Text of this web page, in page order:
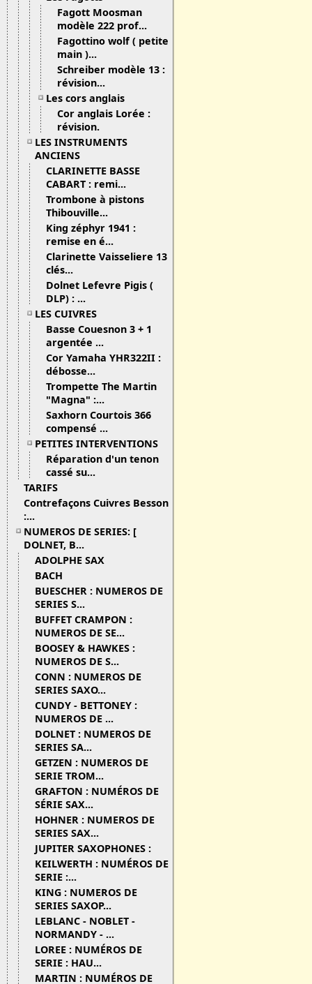
Fagott Moosman
modèle 222 prof...
Fagottino wolf ( petite
main )...
Schreiber modèle 13 :
révision...
Les cors anglais
Cor anglais Lorée :
révision.
LES INSTRUMENTS
ANCIENS
CLARINETTE BASSE
CABART : remi...
Trombone à pistons
Thibouville...
King zéphyr 1941 :
remise en é...
Clarinette Vaisseliere 13
clés...
Dolnet Lefevre Pigis (
DLP) : ...
LES CUIVRES
Basse Couesnon 3 + 1
argentée ...
Cor Yamaha YHR322II :
débosse...
Trompette The Martin
"Magna" :...
Saxhorn Courtois 366
compensé ...
PETITES INTERVENTIONS
Réparation d'un tenon
cassé su...
TARIFS
Contrefaçons Cuivres Besson
:...
NUMEROS DE SERIES: [
DOLNET, B...
ADOLPHE SAX
BACH
BUESCHER : NUMEROS DE
SERIES S...
BUFFET CRAMPON :
NUMEROS DE SE...
BOOSEY & HAWKES :
NUMEROS DE S...
CONN : NUMEROS DE
SERIES SAXO...
CUNDY - BETTONEY :
NUMEROS DE ...
DOLNET : NUMEROS DE
SERIES SA...
GETZEN : NUMEROS DE
SERIE TROM...
GRAFTON : NUMÉROS DE
SÉRIE SAX...
HOHNER : NUMEROS DE
SERIES SAX...
JUPITER SAXOPHONES :
KEILWERTH : NUMÉROS DE
SERIE :...
KING : NUMEROS DE
SERIES SAXOP...
LEBLANC - NOBLET -
NORMANDY - ...
LOREE : NUMÉROS DE
SERIE : HAU...
MARTIN : NUMÉROS DE